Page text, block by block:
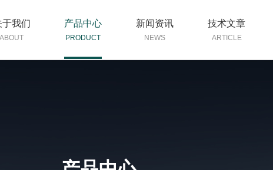
于我们
ABOUT
产品中心
PRODUCT
新闻资讯
NEWS
技术文章
ARTICLE